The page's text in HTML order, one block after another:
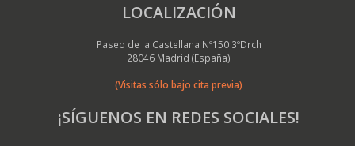
LOCALIZACIÓN
Paseo de la Castellana Nº150 3ºDrch
28046 Madrid (España)
(Visitas sólo bajo cita previa)
¡SÍGUENOS EN REDES SOCIALES!